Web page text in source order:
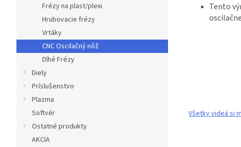
Frézy na plast/plexi
Hrubovacie frézy
Vrtáky
CNC Oscilačný nôž
Dlhé Frézy
Diely
Príslušenstvo
Plazma
Softvér
Ostatné produkty
AKCIA
Tento
Všetky videá si